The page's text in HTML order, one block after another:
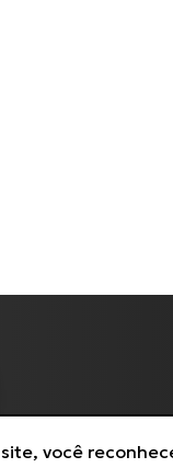
Digite
você